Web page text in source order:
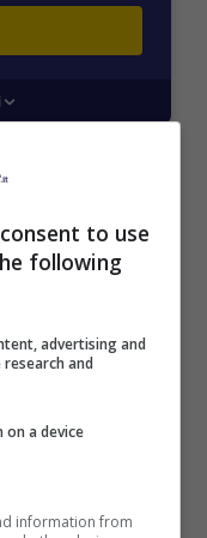
a 1.000€
50€
to use
following
advertising and
and
a device
information from